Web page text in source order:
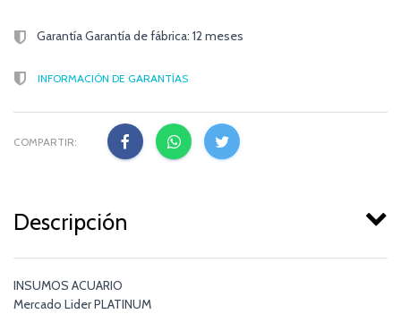
Garantía Garantía de fábrica: 12 meses
INFORMACIÓN DE GARANTÍAS
COMPARTIR:
Descripción
INSUMOS ACUARIO
Mercado Lider PLATINUM